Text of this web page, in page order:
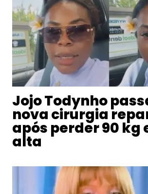
Jojo Todynho
nova cirurgia
após perder 90 kg
alta